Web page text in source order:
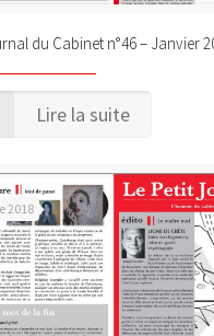
du Cabinet n°46 – Janvier
Lire la suite
2018